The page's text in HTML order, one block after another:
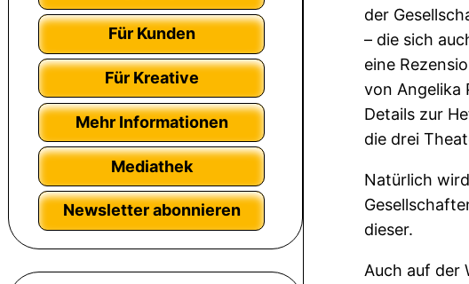
Für Kunden
Für Kreative
Mehr Informationen
Mediathek
Newsletter abonnieren
der
– die sich
eine
von Angelika
Details zur
die drei
Natürlich
dieser.
Auch auf der